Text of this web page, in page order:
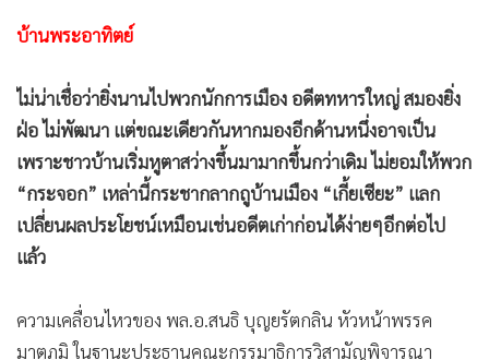
• Management & HR
MGR Live
• Infographic
• การเมือง
กีฬา
ต่างประเทศ
• เศรษฐกิจ-ธุรกิจ
• จีน
บ้านพระอาทิตย์
ไม่น่าเชื่อว่ายิ่งนานไปพวกนักการเมือง อดีตทหารใหญ่ สมองยิ่ง
ฝ่อ ไม่พัฒนา แต่ขณะเดียวกันหากมองอีกด้านหนึ่งอาจเป็น
เพราะชาวบ้านเริ่มหูตาสว่างขึ้นมามากขึ้นกว่าเดิม ไม่ยอมให้พวก
“กระจอก” เหล่านี้กระชากลากถูบ้านเมือง “เกี้ยเซียะ” แลก
เปลี่ยนผลประโยชน์เหมือนเช่นอดีตเก่าก่อนได้ง่ายๆอีกต่อไป
แล้ว
ความเคลื่อนไหวของ พล.อ.สนธิ บุญยรัตกลิน หัวหน้าพรรค
มาตุภูมิ ในฐานะประธานคณะกรรมาธิการวิสามัญพิจารณา